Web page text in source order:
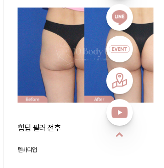
힙딥 필러 전후
텐바디업